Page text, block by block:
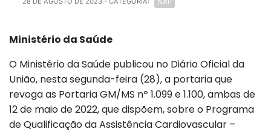
Ministério da Saúde
O Ministério da Saúde publicou no Diário Oficial da
União, nesta segunda-feira (28), a portaria que
revoga as Portaria GM/MS nº 1.099 e 1.100, ambas de
12 de maio de 2022, que dispõem, sobre o Programa
de Qualificação da Assistência Cardiovascular –